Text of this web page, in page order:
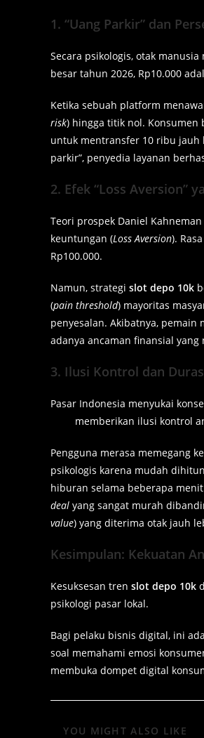
1. “Uang Parkir” dan
Secara psikologis, otak
besar tahun 2026, Rp10.000
Ketika sebuah platform
risk) hingga titik nol. Konsumen
untuk mentransfer 10 ribu jauh
parkir”, penyedia layanan
2. Efek “Loss Aversion”
Teori prospek Daniel
keuntungan (Loss Aversion).
Rp100.000.
Namun, strategi slot depo 10k
(pain threshold) mayoritas
penyesalan. Akibatnya,
adanya ancaman finansial yang
3. Ilusi Kontrol dan
Pasar Indonesia menyukai
memberikan ilusi kontrol
Pengguna merasa memegang
psikologis karena mudah
hiburan selama beberapa
deal yang sangat murah
value) yang diterima otak jauh
Kesimpulan: Kekuatan
Kesuksesan tren slot depo 10k
psikologi pasar lokal.
Bagi pelaku bisnis digital, ini
soal memahami emosi
membuka dompet digital
YOU MIGHT ALSO LIKE